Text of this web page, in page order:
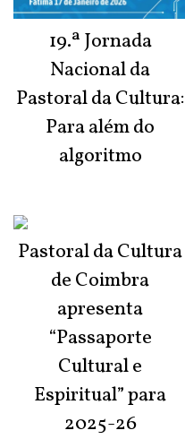
19.ª Jornada
Nacional da
Pastoral da Cultura:
Para além do
algoritmo
Pastoral da Cultura
de Coimbra
apresenta
“Passaporte
Cultural e
Espiritual” para
2025-26